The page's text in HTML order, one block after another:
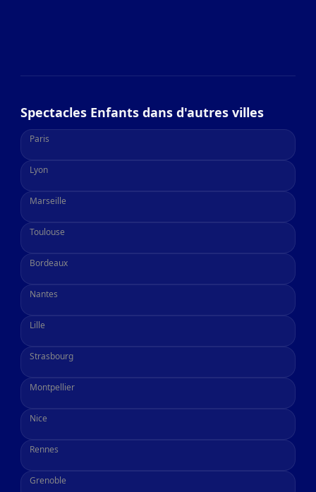
Spectacles Enfants dans d'autres villes
Paris
Lyon
Marseille
Toulouse
Bordeaux
Nantes
Lille
Strasbourg
Montpellier
Nice
Rennes
Grenoble